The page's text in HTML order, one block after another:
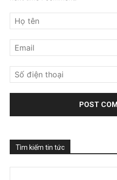
Tìm kiếm tin tức